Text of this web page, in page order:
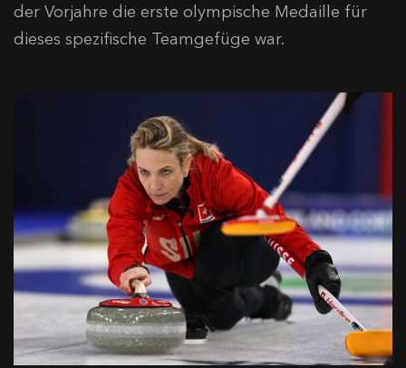
der Vorjahre die erste olympische Medaille für
dieses spezifische Teamgefüge war.